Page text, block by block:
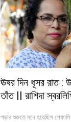
ঊষর দিন ধূসর রাত :
তাঁত || রাশিদা
পড়ার শুরুতে মনে হয়েছিল